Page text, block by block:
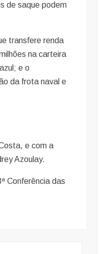
de saque podem
transfere renda
na carteira
e o
da frota naval e
e com a
Azoulay.
Conferência das